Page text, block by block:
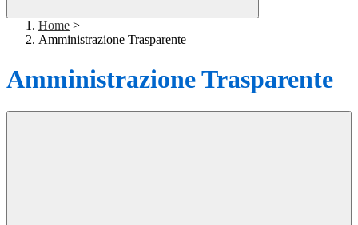
Home >
Amministrazione Trasparente
Amministrazione Trasparente